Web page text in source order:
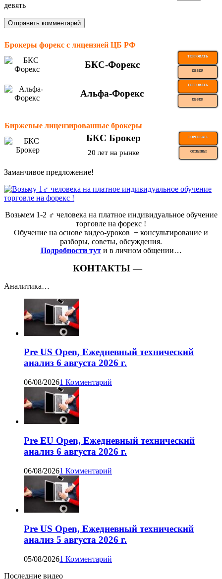
девять
Брокеры форекс с лицензией ЦБ РФ
БКС-Форекс
ТОРГОВАТЬ
ОБЗОР
Альфа-Форекс
ТОРГОВАТЬ
ОБЗОР
Биржевые лицензированные брокеры
БКС Брокер ТОРГОВАТЬ
20 лет на рынке ОТЗЫВЫ
Заманчивое предложение!
Возьмем 1-2 ‍♂️ человека на платное индивидуальное обучение
торговле на форекс !
Обучение на основе видео-уроков ️ + консультирование и
разборы, советы, обсуждения.
Подробности тут и в личном общении…
КОНТАКТЫ —
Аналитика…
Pre US Open, Ежедневный технический
анализ 6 августа 2026 г.
06/08/20261 Комментарий
Pre EU Open, Ежедневный технический
анализ 6 августа 2026 г.
06/08/20261 Комментарий
Pre US Open, Ежедневный технический
анализ 5 августа 2026 г.
05/08/20261 Комментарий
Последние видео